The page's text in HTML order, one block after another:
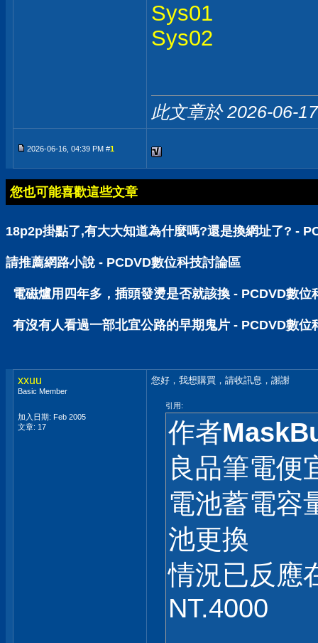
Sys01
Sys02
此文章於 2026-06-
2026-06-16, 04:39 PM #1
您也可能喜歡這些文章
18p2p掛點了,有大大知道為什麼嗎?還是換網址了? -
請推薦網路小說 - PCDVD數位科技討論區
電磁爐用四年多，插頭發燙是否就該換 - PCDVD數位
有沒有人看過一部北宜公路的早期鬼片 - PCDVD數位
xxuu
Basic Member
加入日期: Feb 2005
文章: 17
您好，我想購買，請收訊息，謝謝
引用:
作者
良品筆電便
電池蓄電容
池更換
情況已反應
NT.4000